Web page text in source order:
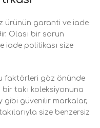
ürünün garanti ve iade
Olası bir sorun
iade politikası size
faktörleri göz önünde
takı koleksiyonuna
gibi güvenilir markalar,
size benzersiz